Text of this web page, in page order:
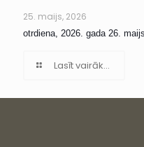
25. maijs, 2026
otrdiena, 2026. gada 26. maijs
Lasīt vairāk...